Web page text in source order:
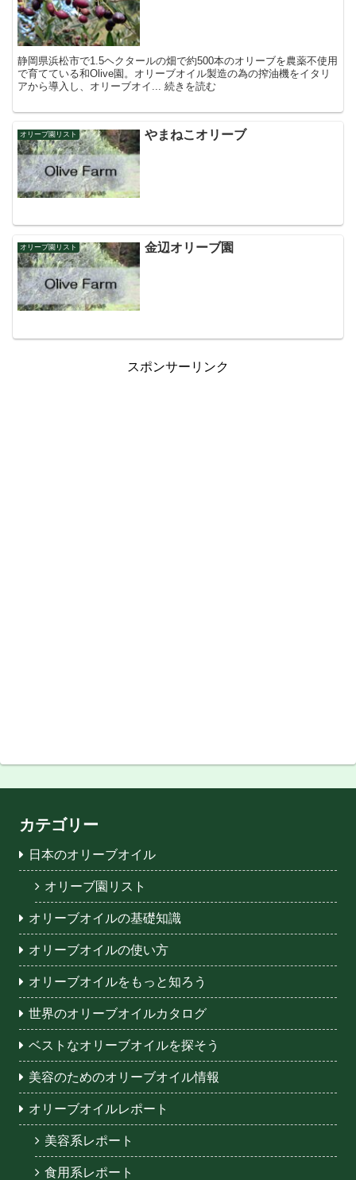
静岡県浜松市で1.5ヘクタールの畑で約500本のオリーブを農薬不使用
で育てている和Olive園。オリーブオイル製造の為の搾油機をイタリ
アから導入し、オリーブオイ... 続きを読む
オリーブ園リスト やまねこオリーブ
オリーブ園リスト 金辺オリーブ園
スポンサーリンク
カテゴリー
日本のオリーブオイル
オリーブ園リスト
オリーブオイルの基礎知識
オリーブオイルの使い方
オリーブオイルをもっと知ろう
世界のオリーブオイルカタログ
ベストなオリーブオイルを探そう
美容のためのオリーブオイル情報
オリーブオイルレポート
美容系レポート
食用系レポート